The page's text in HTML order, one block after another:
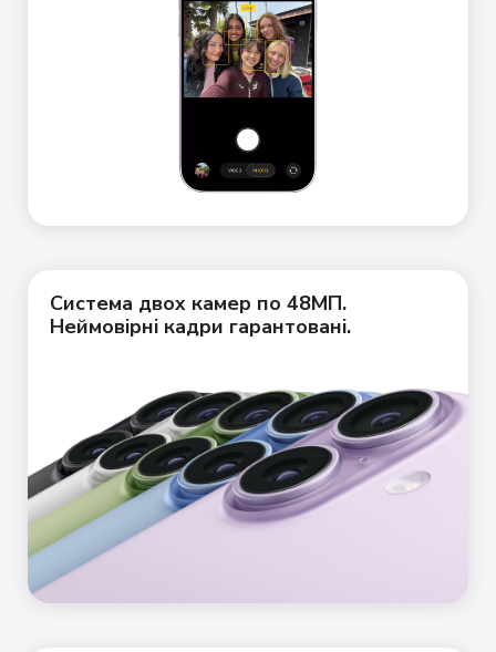
Система двох камер по 48МП.
Неймовірні кадри гарантовані.